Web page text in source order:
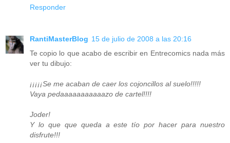
Responder
RantiMasterBlog 15 de julio de 2008 a las 20:16
Te copio lo que acabo de escribir en Entrecomics nada más
ver tu dibujo:
¡¡¡¡¡Se me acaban de caer los cojoncillos al suelo!!!!!
Vaya pedaaaaaaaaaaazo de cartel!!!!
Joder!
Y lo que que queda a este tío por hacer para nuestro
disfrute!!!